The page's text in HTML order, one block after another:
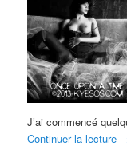
J’ai commencé
Continuer la lecture